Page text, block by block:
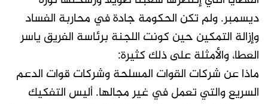
ديسمبر. ولم تكن الحكومة جادة في محاربة الفساد
وإزالة التمكين حين كونت اللجنة برئاسة الفريق ياسر
العطا، والأمثلة على ذلك كثيرة:
ماذا عن شركات القوات المسلحة وشركات قوات الدعم
السريع والتي تعمل في غير مجالها. أليس التفكيك